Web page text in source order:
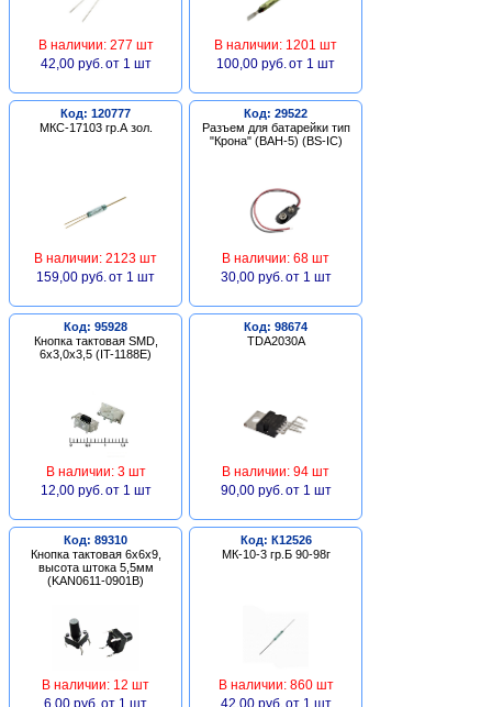
В наличии: 277 шт
42,00 руб. от 1 шт
В наличии: 1201 шт
100,00 руб. от 1 шт
Код: 120777
МКС-17103 гр.А зол.
В наличии: 2123 шт
159,00 руб. от 1 шт
Код: 29522
Разъем для батарейки тип
"Крона" (BAH-5) (BS-IC)
В наличии: 68 шт
30,00 руб. от 1 шт
Код: 95928
Кнопка тактовая SMD,
6х3,0х3,5 (IT-1188E)
В наличии: 3 шт
12,00 руб. от 1 шт
Код: 98674
TDA2030A
В наличии: 94 шт
90,00 руб. от 1 шт
Код: 89310
Кнопка тактовая 6х6х9,
высота штока 5,5мм
(KAN0611-0901B)
В наличии: 12 шт
6,00 руб. от 1 шт
Код: К12526
МК-10-3 гр.Б 90-98г
В наличии: 860 шт
42,00 руб. от 1 шт